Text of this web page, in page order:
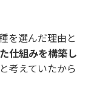
を選んだ理由と
仕組みを構築し
と考えていたから